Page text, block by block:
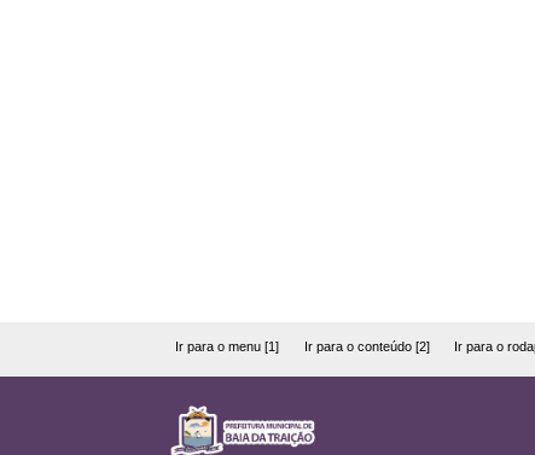
Ir para o menu [1] Ir para o conteúdo [2] Ir para o